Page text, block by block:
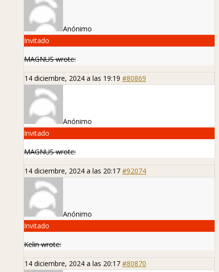
Anónimo
Invitado
MAGNUS wrote:
14 diciembre, 2024 a las 19:19 #80869
Anónimo
Invitado
MAGNUS wrote:
14 diciembre, 2024 a las 20:17 #92074
Anónimo
Invitado
Kelin wrote:
14 diciembre, 2024 a las 20:17 #80870